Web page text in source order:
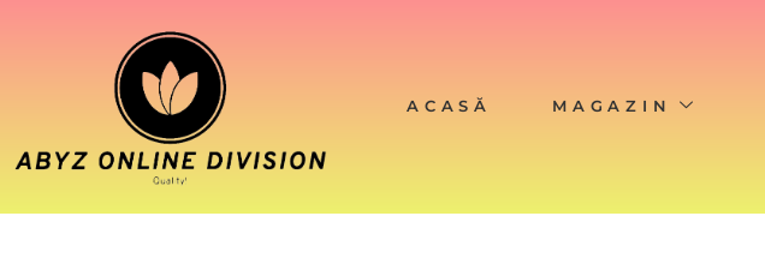
ACASĂ MAGAZIN